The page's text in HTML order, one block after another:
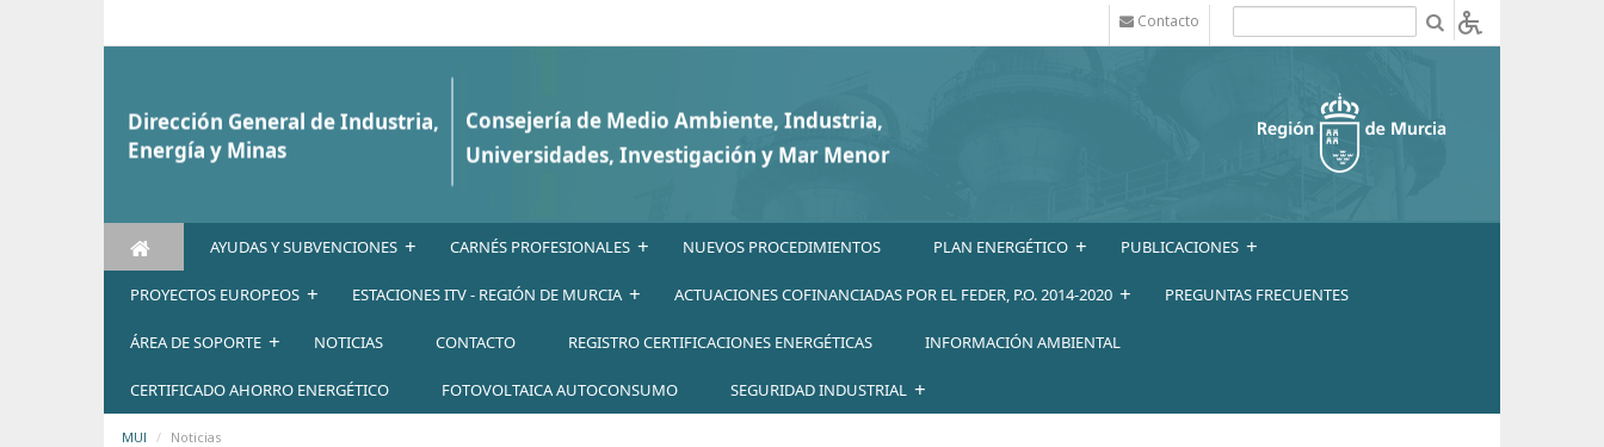
Contacto
AYUDAS Y SUBVENCIONES + CARNÉS PROFESIONALES + NUEVOS PROCEDIMIENTOS PLAN ENERGÉTICO + PUBLICACIONES +
PROYECTOS EUROPEOS + ESTACIONES ITV - REGIÓN DE MURCIA + ACTUACIONES COFINANCIADAS POR EL FEDER, P.O. 2014-2020 + PREGUNTAS FRECUENTES
ÁREA DE SOPORTE + NOTICIAS CONTACTO REGISTRO CERTIFICACIONES ENERGÉTICAS INFORMACIÓN AMBIENTAL
CERTIFICADO AHORRO ENERGÉTICO FOTOVOLTAICA AUTOCONSUMO SEGURIDAD INDUSTRIAL +
MUI Noticias